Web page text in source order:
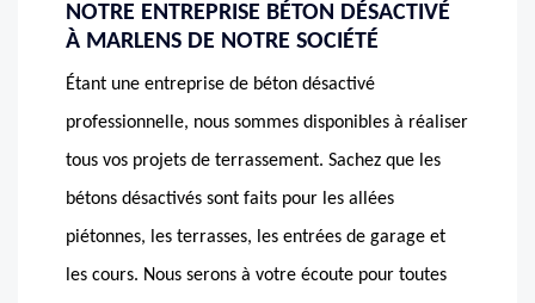
NOTRE ENTREPRISE BÉTON DÉSACTIVÉ
À MARLENS DE NOTRE SOCIÉTÉ
Étant une entreprise de béton désactivé
professionnelle, nous sommes disponibles à réaliser
tous vos projets de terrassement. Sachez que les
bétons désactivés sont faits pour les allées
piétonnes, les terrasses, les entrées de garage et
les cours. Nous serons à votre écoute pour toutes